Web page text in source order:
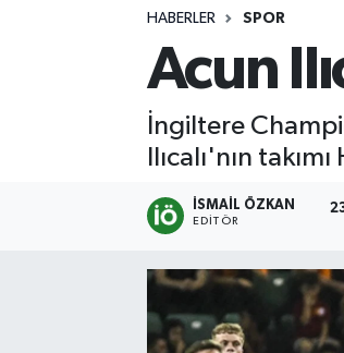
HABERLER SPOR
Acun
İngiltere
Ilıcalı'nın
İSMAIL ÖZKAN
EDITÖR
Kültür - Sanat
Lider Haber TV Canlı Yayın izle